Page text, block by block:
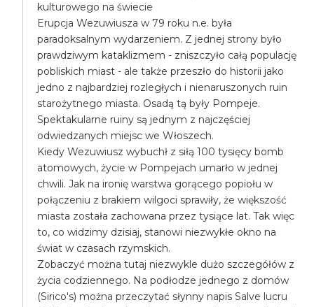
kulturowego na świecie
Erupcja Wezuwiusza w 79 roku n.e. była
paradoksalnym wydarzeniem. Z jednej strony było
prawdziwym kataklizmem - zniszczyło całą populację
pobliskich miast - ale także przeszło do historii jako
jedno z najbardziej rozległych i nienaruszonych ruin
starożytnego miasta. Osadą tą były Pompeje.
Spektakularne ruiny są jednym z najczęściej
odwiedzanych miejsc we Włoszech.
Kiedy Wezuwiusz wybuchł z siłą 100 tysięcy bomb
atomowych, życie w Pompejach umarło w jednej
chwili. Jak na ironię warstwa gorącego popiołu w
połączeniu z brakiem wilgoci sprawiły, że większość
miasta została zachowana przez tysiące lat. Tak więc
to, co widzimy dzisiaj, stanowi niezwykłe okno na
świat w czasach rzymskich.
Zobaczyć można tutaj niezwykle dużo szczegółów z
życia codziennego. Na podłodze jednego z domów
(Sirico's) można przeczytać słynny napis Salve lucru